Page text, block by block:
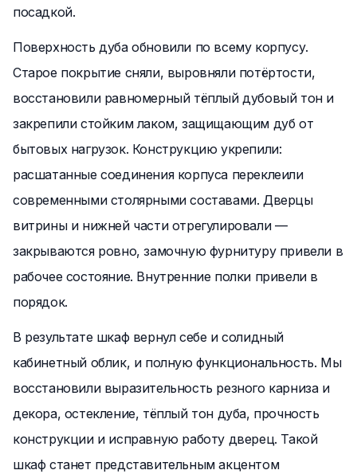
посадкой.
Поверхность дуба обновили по всему корпусу.
Старое покрытие сняли, выровняли потёртости,
восстановили равномерный тёплый дубовый тон и
закрепили стойким лаком, защищающим дуб от
бытовых нагрузок. Конструкцию укрепили:
расшатанные соединения корпуса переклеили
современными столярными составами. Дверцы
витрины и нижней части отрегулировали —
закрываются ровно, замочную фурнитуру привели в
рабочее состояние. Внутренние полки привели в
порядок.
В результате шкаф вернул себе и солидный
кабинетный облик, и полную функциональность. Мы
восстановили выразительность резного карниза и
декора, остекление, тёплый тон дуба, прочность
конструкции и исправную работу дверец. Такой
шкаф станет представительным акцентом